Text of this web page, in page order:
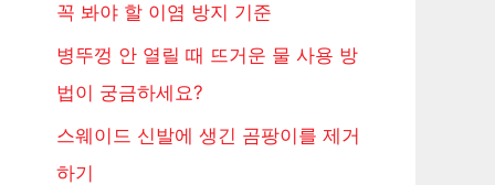
꼭 봐야 할 이염 방지 기준
병뚜껑 안 열릴 때 뜨거운 물 사용 방
법이 궁금하세요?
스웨이드 신발에 생긴 곰팡이를 제거
하기